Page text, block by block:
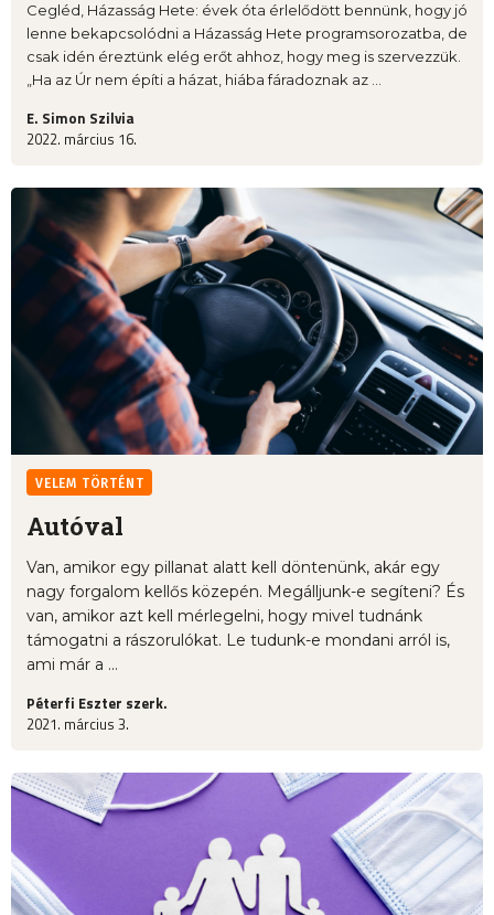
Cegléd, Házasság Hete: évek óta érlelődött bennünk, hogy jó
lenne bekapcsolódni a Házasság Hete programsorozatba, de
csak idén éreztünk elég erőt ahhoz, hogy meg is szervezzük.
„Ha az Úr nem építi a házat, hiába fáradoznak az ...
E. Simon Szilvia
2022. március 16.
VELEM TÖRTÉNT
Autóval
Van, amikor egy pillanat alatt kell döntenünk, akár egy
nagy forgalom kellős közepén. Megálljunk-e segíteni? És
van, amikor azt kell mérlegelni, hogy mivel tudnánk
támogatni a rászorulókat. Le tudunk-e mondani arról is,
ami már a ...
Péterfi Eszter szerk.
2021. március 3.